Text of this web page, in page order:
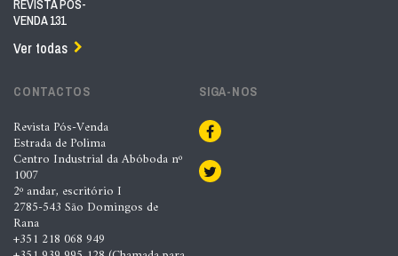
REVISTA PÓS-
VENDA 131
Ver todas
CONTACTOS
Revista Pós-Venda
Estrada de Polima
Centro Industrial da Abóboda nº
1007
2º andar, escritório I
2785-543 São Domingos de
Rana
+351 218 068 949
SIGA-NOS